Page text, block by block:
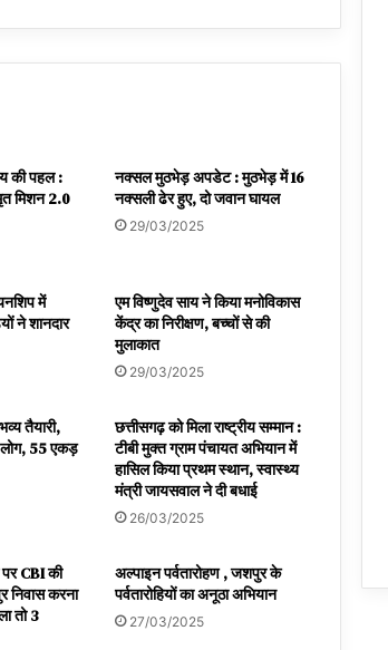
की पहल :
मिशन 2.0
नक्सल मुठभेड़ अपडेट : मुठभेड़ में 16
नक्सली ढेर हुए, दो जवान घायल
29/03/2025
में
ने शानदार
एम विष्णुदेव साय ने किया मनोविकास
केंद्र का निरीक्षण, बच्चों से की
मुलाकात
29/03/2025
तैयारी,
55 एकड़
छत्तीसगढ़ को मिला राष्ट्रीय सम्मान :
टीबी मुक्त ग्राम पंचायत अभियान में
हासिल किया प्रथम स्थान, स्वास्थ्य
मंत्री जायसवाल ने दी बधाई
26/03/2025
CBI की
निवास करना
तो 3
अल्पाइन पर्वतारोहण , जशपुर के
पर्वतारोहियों का अनूठा अभियान
27/03/2025